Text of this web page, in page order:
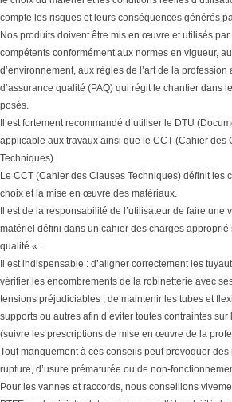
compte les risques et leurs conséquences générés
Nos produits doivent être mis en œuvre et utilisés
compétents conformément aux normes en vigueur,
d’environnement, aux règles de l’art de la profession
d’assurance qualité (PAQ) qui régit le chantier dans
posés.
Il est fortement recommandé d’utiliser le DTU
applicable aux travaux ainsi que le CCT (Cahier des
Techniques).
Le CCT (Cahier des Clauses Techniques) définit les
choix et la mise en œuvre des matériaux.
Il est de la responsabilité de l’utilisateur de faire une
matériel défini dans un cahier des charges
qualité « .
Il est indispensable : d’aligner correctement les
vérifier les encombrements de la robinetterie avec
tensions préjudiciables ; de maintenir les tubes et
supports ou autres afin d’éviter toutes contraintes
(suivre les prescriptions de mise en œuvre de la
Tout manquement à ces conseils peut provoquer des
rupture, d’usure prématurée ou de non-
Pour les vannes et raccords, nous conseillons